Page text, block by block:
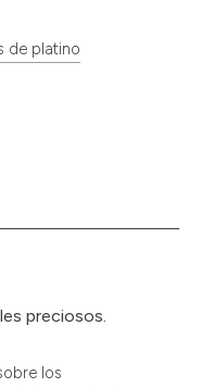
de platino
preciosos.
los